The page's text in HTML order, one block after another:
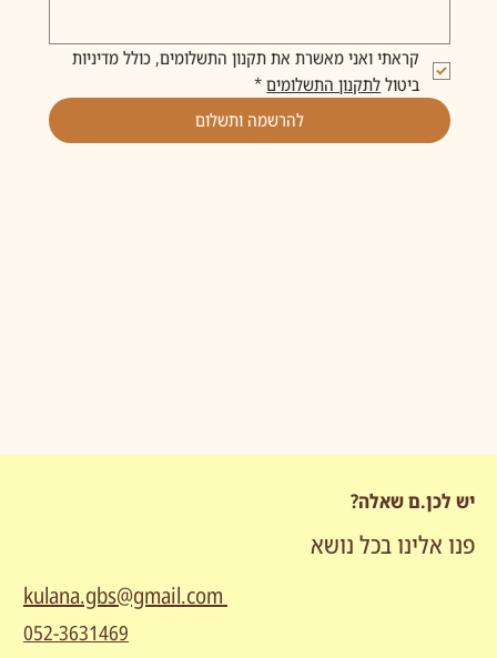
קראתי ואני מאשרת את תקנון התשלומים, כולל מדיניות
ביטול לתקנון התשלומים*
להרשמה ותשלום
יש לכן.ם שאלה?
פנו אלינו בכל נושא
kulana.gbs@gmail.com
052-3631469